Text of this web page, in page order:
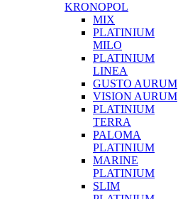
KRONOPOL
MIX
PLATINIUM
MILO
PLATINIUM
LINEA
GUSTO AURUM
VISION AURUM
PLATINIUM
TERRA
PALOMA
PLATINIUM
MARINE
PLATINIUM
SLIM